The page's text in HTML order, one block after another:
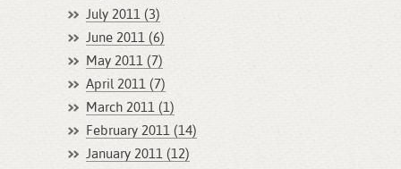
July 2011 (3)
June 2011 (6)
May 2011 (7)
April 2011 (7)
March 2011 (1)
February 2011 (14)
January 2011 (12)